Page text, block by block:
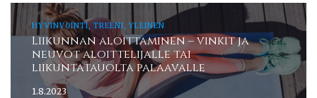
HYVINVOINTI, TREENI, YLEINEN
Liikunnan aloittaminen – vinkit ja
neuvot aloittelijalle tai
liikuntatauolta palaavalle
1.8.2023